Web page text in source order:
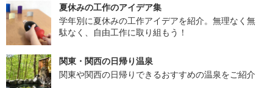
夏休みの工作のアイデア集
学年別に夏休みの工作アイデアを紹介。無理なく無
駄なく、自由工作に取り組もう！
関東・関西の日帰り温泉
関東や関西の日帰りできるおすすめの温泉をご紹介